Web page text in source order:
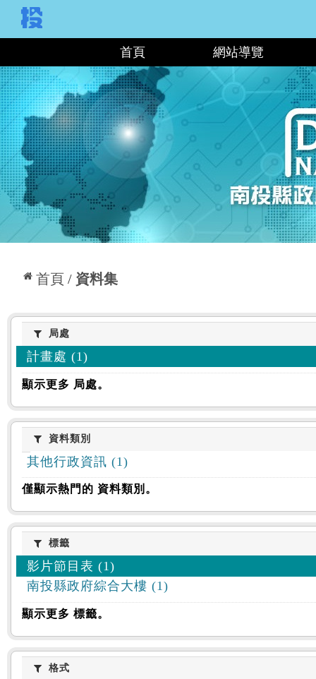
首頁 網站導覽
首頁 資料集
:::
局處局處
計畫處 (1)
顯示更多 局處。
資料類別
資料類別
其他行政資訊 (1)
僅顯示熱門的 資料類別。
標籤標籤
影片節目表 (1)
南投縣政府綜合大樓 (1)
顯示更多 標籤。
格式格式